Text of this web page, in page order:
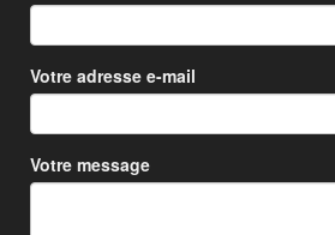
Votre adresse e-mail
Votre message